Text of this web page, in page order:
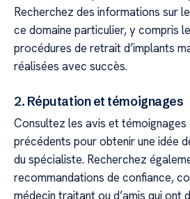
Recherchez des informations sur
ce domaine particulier, y compris
procédures de retrait d’implants
réalisées avec succès.
2. Réputation et témoignages
Consultez les avis et témoignages
précédents pour obtenir une idée
du spécialiste. Recherchez
recommandations de confiance,
médecin traitant ou d’amis qui ont